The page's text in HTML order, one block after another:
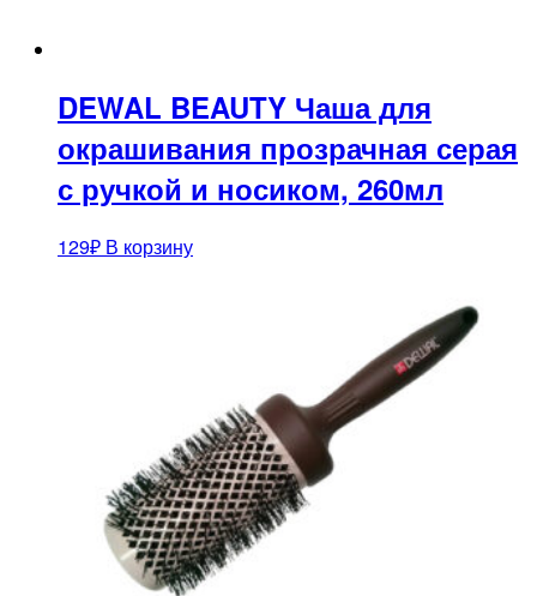
DEWAL BEAUTY Чаша для
окрашивания прозрачная серая
с ручкой и носиком, 260мл
129₽ В корзину